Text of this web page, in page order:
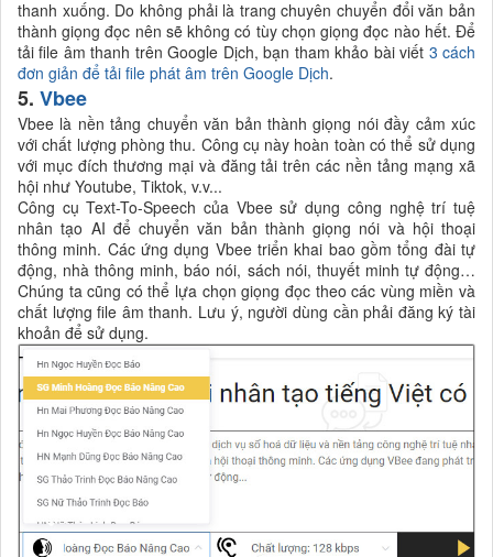
thanh xuống. Do không phải là trang chuyên chuyển đổi văn bản
thành giọng đọc nên sẽ không có tùy chọn giọng đọc nào hết. Để
tải file âm thanh trên Google Dịch, bạn tham khảo bài viết 3 cách
đơn giản để tải file phát âm trên Google Dịch.
5. Vbee
Vbee là nền tảng chuyển văn bản thành giọng nói đầy cảm xúc
với chất lượng phòng thu. Công cụ này hoàn toàn có thể sử dụng
với mục đích thương mại và đăng tải trên các nền tảng mạng xã
hội như Youtube, Tiktok, v.v...
Công cụ Text-To-Speech của Vbee sử dụng công nghệ trí tuệ
nhân tạo AI để chuyển văn bản thành giọng nói và hội thoại
thông minh. Các ứng dụng Vbee triển khai bao gồm tổng đài tự
động, nhà thông minh, báo nói, sách nói, thuyết minh tự động…
Chúng ta cũng có thể lựa chọn giọng đọc theo các vùng miền và
chất lượng file âm thanh. Lưu ý, người dùng cần phải đăng ký tài
khoản để sử dụng.